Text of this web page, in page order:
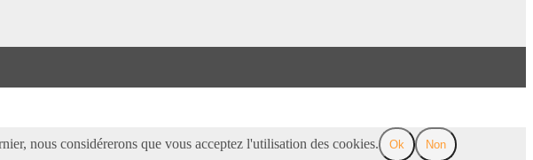
nous considérerons que vous acceptez l'utilisation des cookies. Ok Non